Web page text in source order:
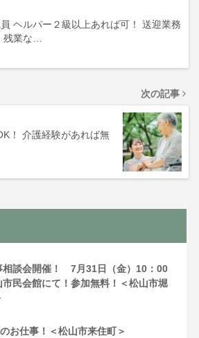
ヘルパー２級以上あれば可！ 送迎業務
残業な…
次の記事
！ 介護経験があれば無
相談会開催！ 7月31日（金）10：00
市民会館にて！参加無料！＜松山市堀
お仕事！＜松山市来住町＞